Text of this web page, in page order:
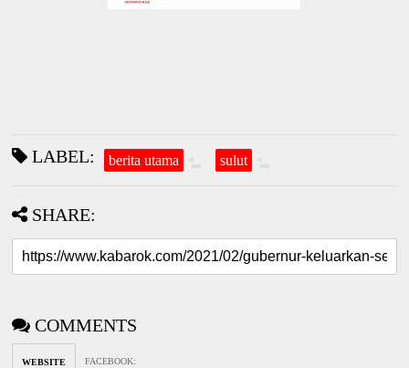
LABEL: berita utama sulut
SHARE:
COMMENTS
WEBSITE FACEBOOK: